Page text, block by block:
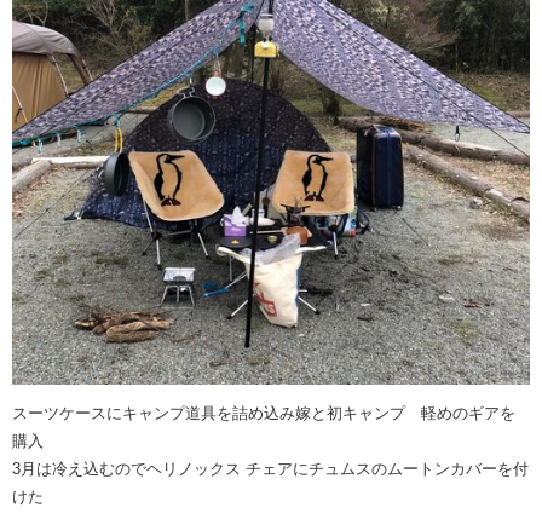
スーツケースにキャンプ道具を詰め込み嫁と初キャンプ 軽めのギアを
購入
3月は冷え込むのでヘリノックス チェアにチュムスのムートンカバーを付
けた